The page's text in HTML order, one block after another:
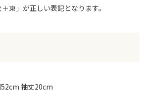
東」が正しい表記となります。
52cm 袖丈20cm